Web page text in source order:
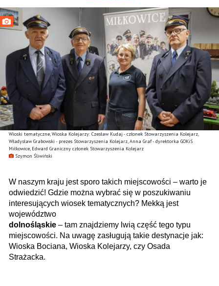
Wioski tematyczne, Wioska Kolejarzy: Czesław Kudaj - członek Stowarzyszenia Kolejarz,
Władysław Grabowski - prezes Stowarzyszenia Kolejarz, Anna Graf - dyrektorka GOKiS
Miłkowice, Edward Graniczny członek Stowarzyszenia Kolejarz
Szymon Śliwiński
W naszym kraju jest sporo takich miejscowości – warto je
odwiedzić! Gdzie można wybrać się w poszukiwaniu
interesujących wiosek tematycznych? Mekką jest
województwo
dolnośląskie – tam znajdziemy lwią część tego typu
miejscowości. Na uwagę zasługują takie destynacje jak:
Wioska Bociana, Wioska Kolejarzy, czy Osada
Strażacka.